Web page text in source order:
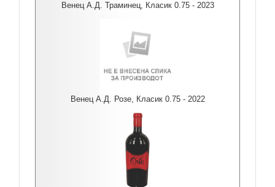
Венец А.Д. Траминец, Класик 0.75 - 2023
Венец А.Д. Розе, Класик 0.75 - 2022